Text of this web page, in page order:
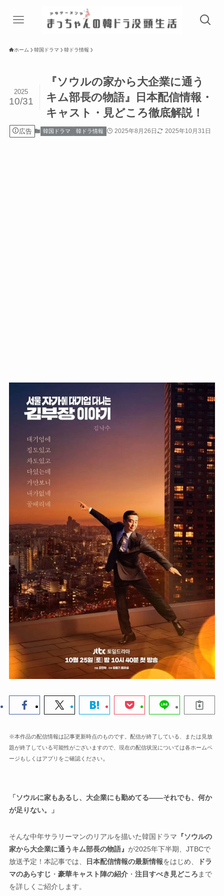
ホーム 韓国ドラマ 韓ドラ情報
『ソウルの家から大企業に通う
キム部長の物語』日本配信情報・
キャスト・見どころ徹底解説！
2025
10/31
広告 韓国ドラマ 韓ドラ情報 2025年8月26日 2025年10月31日
※本作品の配信情報は記事更新時点のものです。配信が終了している、または見放
題が終了している可能性がございますので、現在の配信状況については各ホームペ
ージもしくはアプリをご確認ください。
「ソウルに家もあるし、大企業にも勤めてる——それでも、何か
が足りない。」
そんな中年サラリーマンのリアルを描いた韓国ドラマ 『ソウルの
家から大企業に通うキム部長の物語』 が2025年下半期、JTBCで
放送予定！本記事では、
日本配信情報の最新情報をはじめ、
ドラ
マのあらすじ ・ 豪華キャスト陣の紹介・ 注目すべき見どころ まで
を詳しくご紹介します。